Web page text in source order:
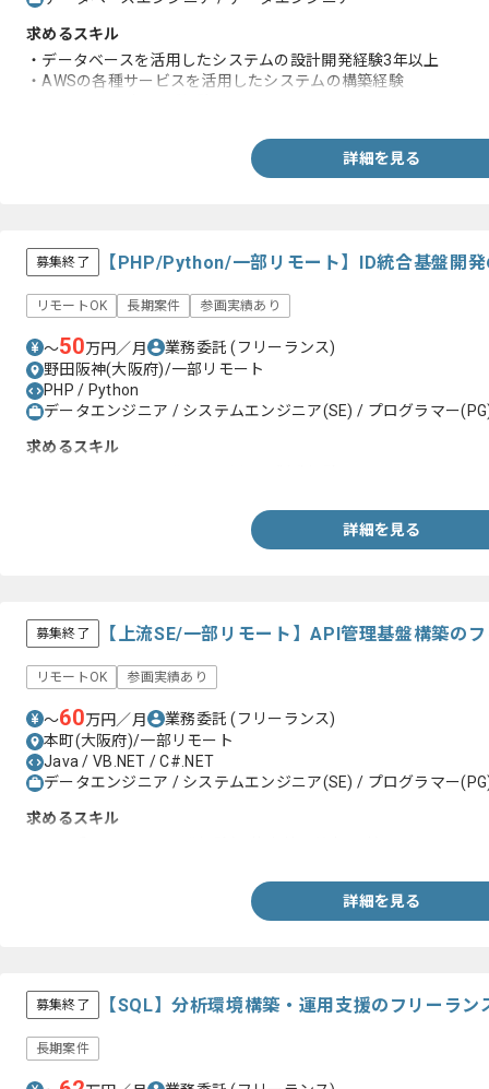
求めるスキル
・データベースを活用したシステムの設計開発経験3年以上
・AWSの各種サービスを活用したシステムの構築経験
詳細を見る
募集終了 【PHP/Python/一部リモート】ID統合基盤開
リモートOK 長期案件 参画実績あり
〜50万円／月 業務委託(フリーランス)
野田阪神(大阪府)/一部リモート
PHP / Python
データエンジニア / システムエンジニア(SE) / プログラマー
求めるスキル
詳細を見る
募集終了 【上流SE/一部リモート】API管理基盤構築の
リモートOK 参画実績あり
〜60万円／月 業務委託(フリーランス)
本町(大阪府)/一部リモート
Java / VB.NET / C#.NET
データエンジニア / システムエンジニア(SE) / プログラマー
求めるスキル
詳細を見る
募集終了 【SQL】分析環境構築・運用支援のフリーラン
長期案件